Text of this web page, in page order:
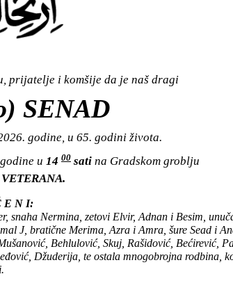
prijatelje i komšije da je naš dragi
SENAD
godine, u 65. godini života.
u 14 00 sati na Gradskom groblju
E N I:
snaha Nermina, zetovi Elvir, Adnan i Besim,
J, bratične Merima, Azra i Amra, šure Sead i
Behlulović, Skuj, Rašidović, Bećirević,
Džuderija, te ostala mnogobrojna rodbina,